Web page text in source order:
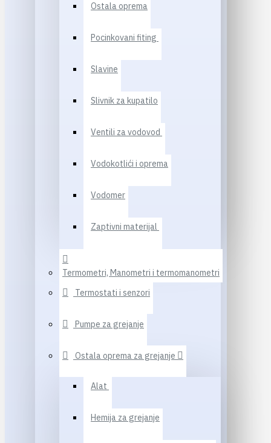
Ostala oprema
Pocinkovani fiting
Slavine
Slivnik za kupatilo
Ventili za vodovod
Vodokotlići i oprema
Vodomer
Zaptivni materijal
Termometri, Manometri i termomanometri
Termostati i senzori
Pumpe za grejanje
Ostala oprema za grejanje
Alat
Hemija za grejanje